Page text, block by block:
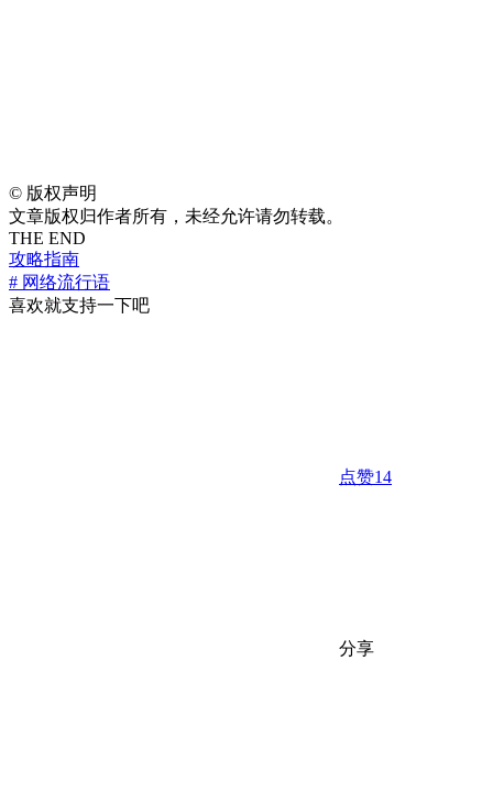
© 版权声明
文章版权归作者所有，未经允许请勿转载。
THE END
攻略指南
# 网络流行语
喜欢就支持一下吧
点赞14
分享